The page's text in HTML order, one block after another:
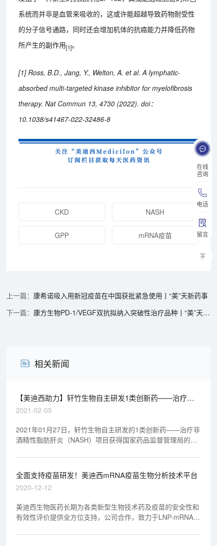
在线
咨询
电话
留言
系统而并非是血管来吸收的，这或许能超越导致药物耐受性
的分子信号通路，同时还会增加机体的抗癌能力并降低药物
所产生的副作用[1]。
[1] Ross, B.D., Jang, Y., Welton, A. et al. A lymphatic-
absorbed multi-targeted kinase inhibitor for myelofibrosis
therapy. Nat Commun 13, 4730 (2022). doi：
10.1038/s41467-022-32486-8
CKD NASH
GPP mRNA疫苗
康希诺吸入用新冠疫苗在中国获批紧急使用丨“美”天新药事
康方生物PD-1/VEGF双抗拟纳入突破性治疗品种丨“美”天新药事
相关新闻
【美迪西助力】轩竹生物自主研发1类创新药——治疗非
酒精性脂肪肝炎（NASH）项目获批临床试验
2021-02-05
2021年01月27日，轩竹生物自主研发的1类创新药——治疗非
酒精性脂肪肝炎（NASH）项目获得国家药品监督管理局的临
药。
全面支持疫苗研发！美迪西mRNA疫苗生物分析技术平台
2020-12-12
美迪西生物医药长期为各类新型生物技术药及疫苗的安全性和
有效性评价提供全方位支持，公司合作，致力于LNP-mRNA类
验，建立健全了新型mRNA疫苗的相关生物分析技术平台。